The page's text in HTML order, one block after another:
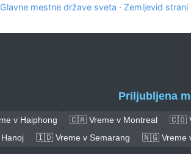
Glavne mestne države sveta · Zemljevid strani
Priljubljena
v Haiphong 🇨🇦 Vreme v Montreal 🇨🇴
🇮🇩 Vreme v Semarang 🇳🇬 Vreme